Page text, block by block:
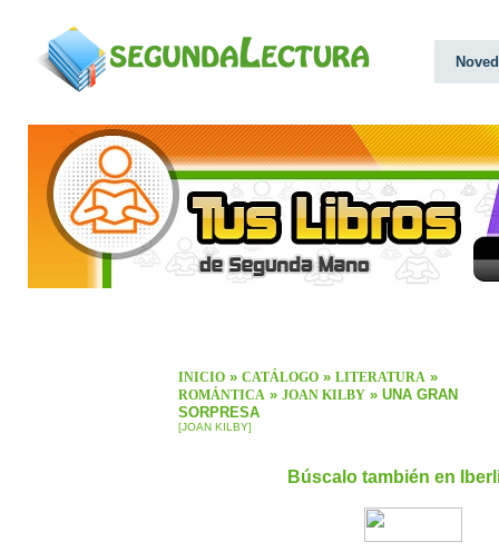
INICIO » CATÁLOGO » LITERATURA »
ROMÁNTICA » JOAN KILBY » UNA GRAN
SORPRESA
[JOAN KILBY]
Búscalo también en